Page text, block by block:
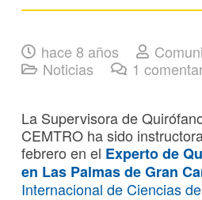
hace 8 años
Noticias
1
La Supervisora de
CEMTRO ha sido
febrero en el Experto de
en Las Palmas de Gran
Internacional de Ciencias